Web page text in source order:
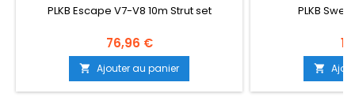
PLKB Escape V7-V8 10m Strut set
76,96 €
 Ajouter au panier
PLKB Swell
